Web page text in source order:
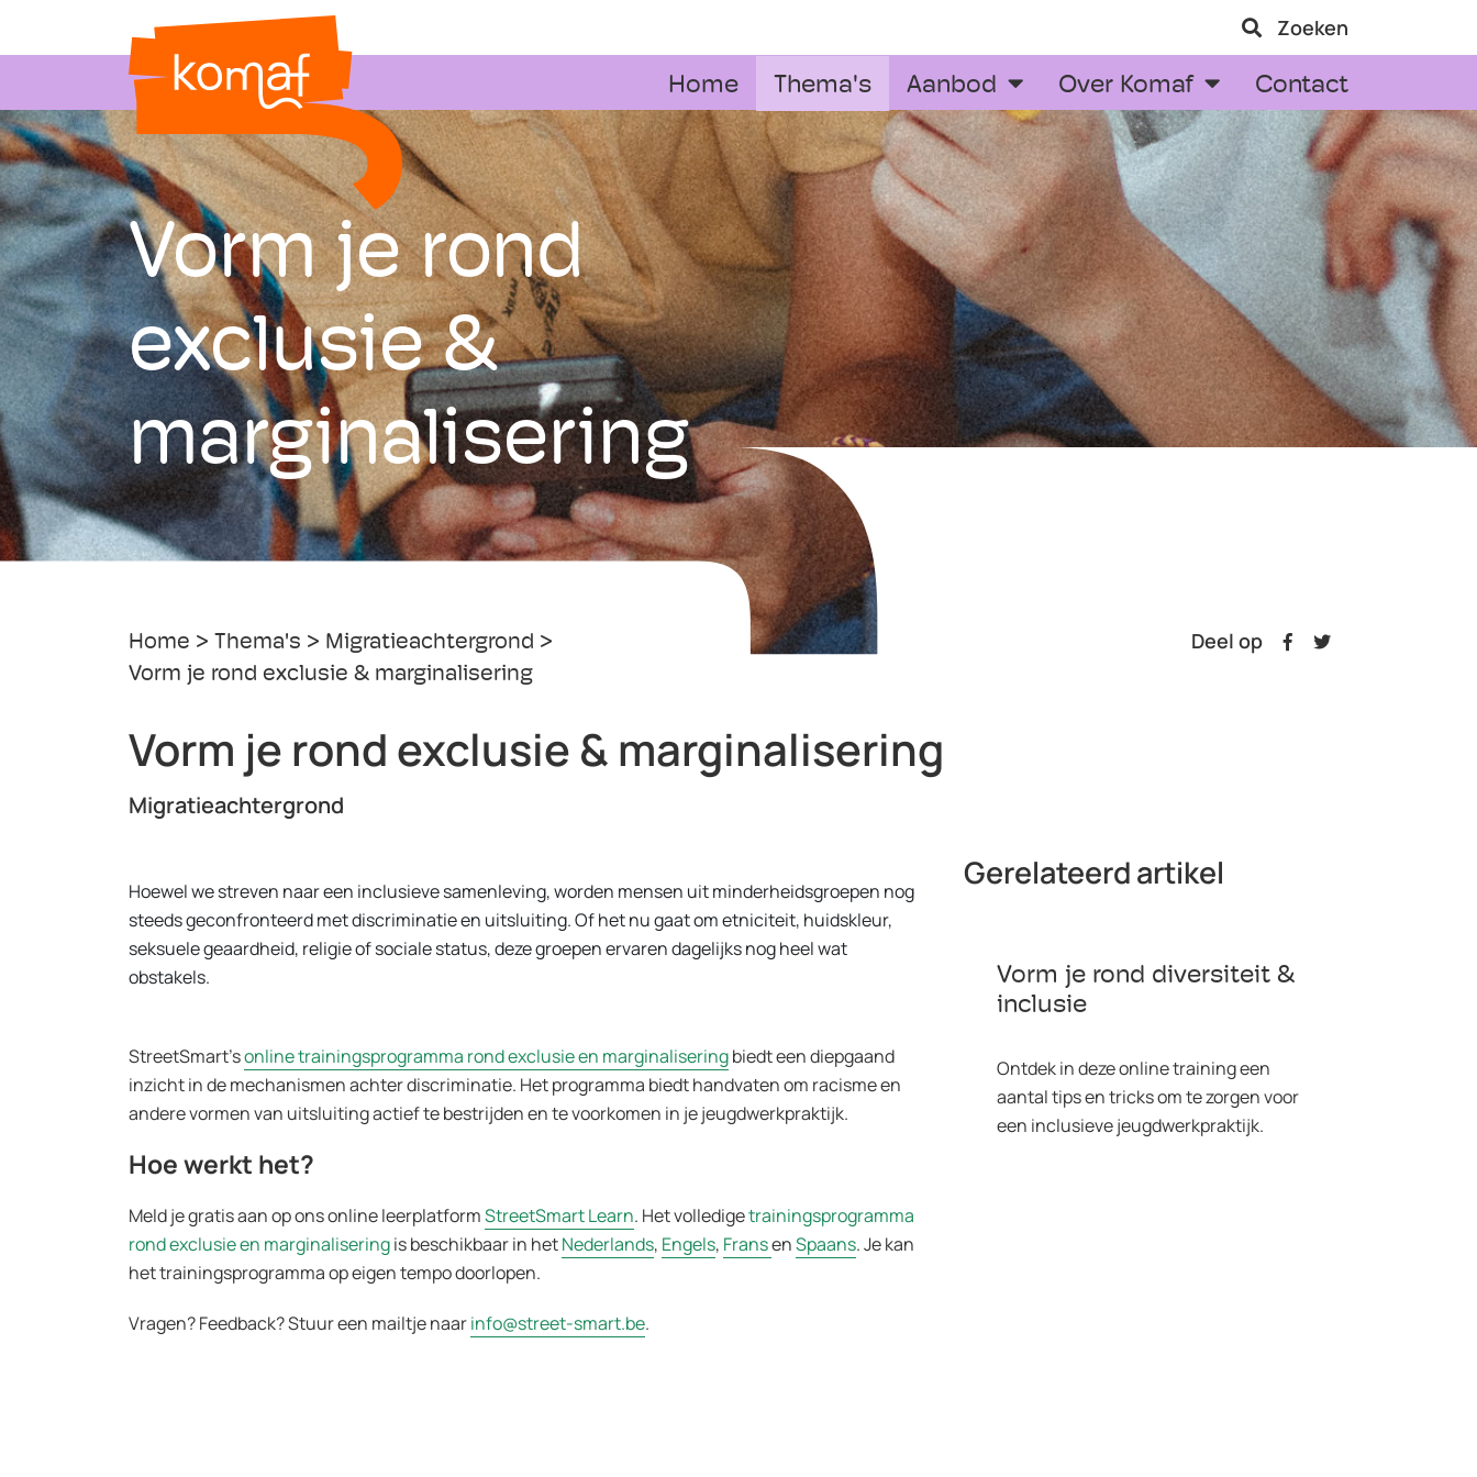
Zoeken
Home Thema's Aanbod Over Komaf Contact
Vorm je rond
exclusie &
marginalisering
Home Thema's
Migratieachtergrond
Vorm je rond exclusie & marginalisering
Deel op
Vorm je rond exclusie & marginalisering
Migratieachtergrond
Hoewel we streven naar een inclusieve samenleving, worden mensen uit minderheidsgroepen nog
steeds geconfronteerd met discriminatie en uitsluiting. Of het nu gaat om etniciteit, huidskleur,
seksuele geaardheid, religie of sociale status, deze groepen ervaren dagelijks nog heel wat
obstakels.
StreetSmart’sonline trainingsprogramma rond exclusie en marginaliseringbiedt een diepgaand
inzicht in de mechanismen achter discriminatie. Het programma biedt handvaten om racisme en
andere vormen van uitsluiting actief te bestrijden en te voorkomen in je jeugdwerkpraktijk.
Hoe werkt het?
Meld je gratis aan op ons online leerplatformStreetSmart Learn. Het volledigetrainingsprogramma
rond exclusie en marginaliseringis beschikbaar in hetNederlands, Engels, FransenSpaans. Je kan
het trainingsprogramma op eigen tempo doorlopen.
Vragen? Feedback? Stuur een mailtje naarinfo@street-smart.be.
Gerelateerd artikel
Vorm je rond diversiteit &
inclusie
Ontdek in deze online training een
aantal tips en tricks om te zorgen voor
een inclusieve jeugdwerkpraktijk.